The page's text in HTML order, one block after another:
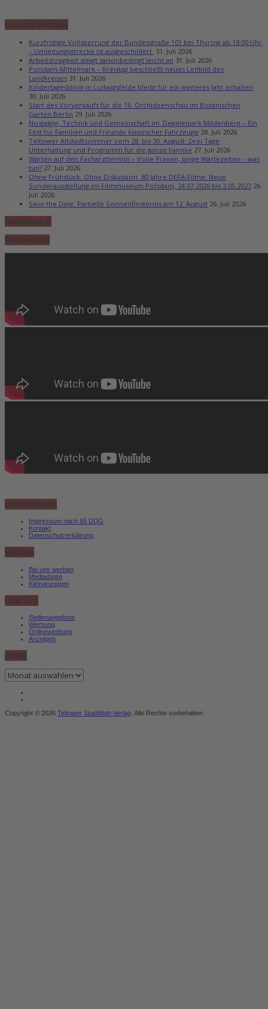
Neueste Beiträge
Kurzfristige Vollsperrung der Bundesstraße 101 bei Thyrow ab 18:00 Uhr
– Umleitungsstrecke ist ausgeschildert 31. Juli 2026
Arbeitslosigkeit steigt saisonbedingt leicht an 31. Juli 2026
Potsdam-Mittelmark – Kreistag beschließt neues Leitbild des
Landkreises 31. Juli 2026
Kindertagesklinik in Ludwigsfelde bleibt für ein weiteres Jahr erhalten
30. Juli 2026
Start des Vorverkaufs für die 16. Orchideenschau im Botanischen
Garten Berlin 29. Juli 2026
Nostalgie, Technik und Gemeinschaft im Ziegeleipark Mildenberg – Ein
Fest für Familien und Freunde klassischer Fahrzeuge 28. Juli 2026
Teltower Altstadtsommer vom 28. bis 30. August: Drei Tage
Unterhaltung und Programm für die ganze Familie 27. Juli 2026
Warten auf den Facharzttermin – Volle Praxen, lange Wartezeiten – was
tun? 27. Juli 2026
Ohne Frühstück. Ohne Diskussion. 80 Jahre DEFA-Filme: Neue
Sonderausstellung im Filmmuseum Potsdam, 24.07.2026 bis 2.05.2027 26.
Juli 2026
Save the Date: Partielle Sonnenfinsternis am 12. August 26. Juli 2026
Amtsplausch
TeltowKanal
Informationen
Impressum nach §5 DDG
Kontakt
Datenschutzerklärung
Werben
Bei uns werben
Mediadaten
Kleinanzeigen
Über uns
Stellenangebote
Werbung
Onlinewerbung
Anzeigen
Archiv
Archiv
Copyright © 2026 Teltower Stadtblatt-Verlag . Alle Rechte vorbehalten.